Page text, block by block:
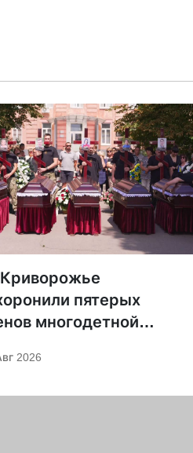
пятерых
многодетной
при российском
2026